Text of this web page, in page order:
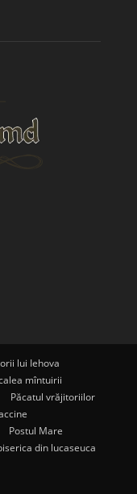
lui Iehova
mîntuirii
Păcatul vrăjitoriilor
Postul Mare
din lucaseuca